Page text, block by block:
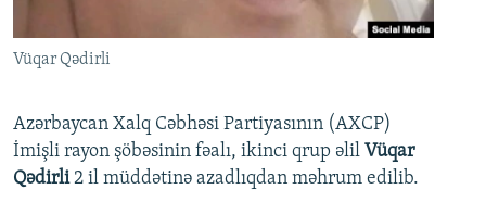
Vüqar Qədirli
Azərbaycan Xalq Cəbhəsi Partiyasının (AXCP)
İmişli rayon şöbəsinin fəalı, ikinci qrup əlil Vüqar
Qədirli2 il müddətinə azadlıqdan məhrum edilib.